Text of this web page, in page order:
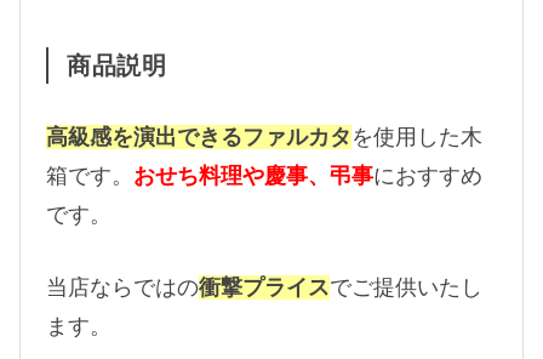
商品説明
高級感を演出できるファルカタ を使用した木
箱です。 おせち料理や慶事、弔事におすすめ
です。
当店ならではの衝撃プライスでご提供いたし
ます。